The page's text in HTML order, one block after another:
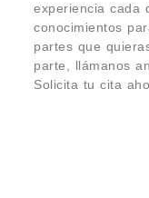
experiencia cada
conocimientos
partes que
parte, llámanos
Solicita tu cita